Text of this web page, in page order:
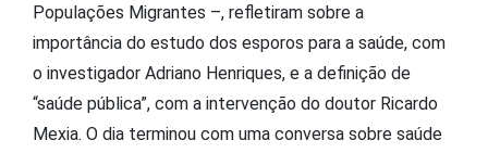
Populações Migrantes –, refletiram sobre a
importância do estudo dos esporos para a saúde, com
o investigador Adriano Henriques, e a definição de
“saúde pública”, com a intervenção do doutor Ricardo
Mexia. O dia terminou com uma conversa sobre saúde